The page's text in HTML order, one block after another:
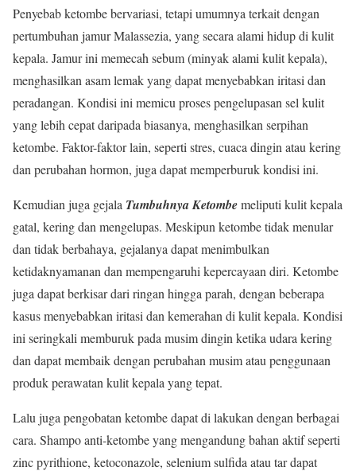
Penyebab ketombe bervariasi, tetapi umumnya terkait dengan
pertumbuhan jamur Malassezia, yang secara alami hidup di kulit
kepala. Jamur ini memecah sebum (minyak alami kulit kepala),
menghasilkan asam lemak yang dapat menyebabkan iritasi dan
peradangan. Kondisi ini memicu proses pengelupasan sel kulit
yang lebih cepat daripada biasanya, menghasilkan serpihan
ketombe. Faktor-faktor lain, seperti stres, cuaca dingin atau kering
dan perubahan hormon, juga dapat memperburuk kondisi ini.
Kemudian juga gejala Tumbuhnya Ketombemeliputi kulit kepala
gatal, kering dan mengelupas. Meskipun ketombe tidak menular
dan tidak berbahaya, gejalanya dapat menimbulkan
ketidaknyamanan dan mempengaruhi kepercayaan diri. Ketombe
juga dapat berkisar dari ringan hingga parah, dengan beberapa
kasus menyebabkan iritasi dan kemerahan di kulit kepala. Kondisi
ini seringkali memburuk pada musim dingin ketika udara kering
dan dapat membaik dengan perubahan musim atau penggunaan
produk perawatan kulit kepala yang tepat.
Lalu juga pengobatan ketombe dapat di lakukan dengan berbagai
cara. Shampo anti-ketombe yang mengandung bahan aktif seperti
zinc pyrithione, ketoconazole, selenium sulfida atau tar dapat